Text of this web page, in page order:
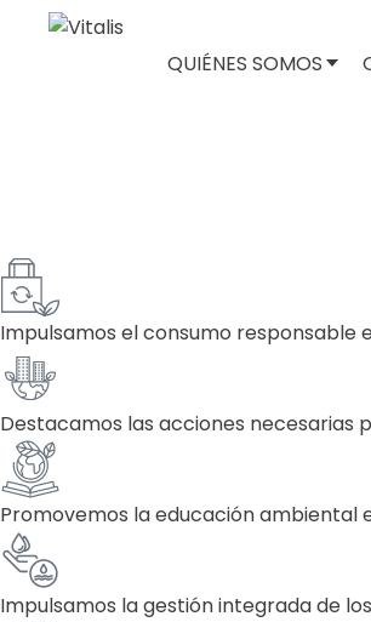
QUIÉNES SOMOS
Impulsamos el consumo responsable
Destacamos las acciones necesarias
Promovemos la educación ambiental
Impulsamos la gestión integrada de